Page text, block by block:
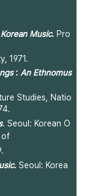
Music. Pro
1971.
: An Ethnomus
Studies, Natio
. Seoul: Korean O
of
Seoul: Korea